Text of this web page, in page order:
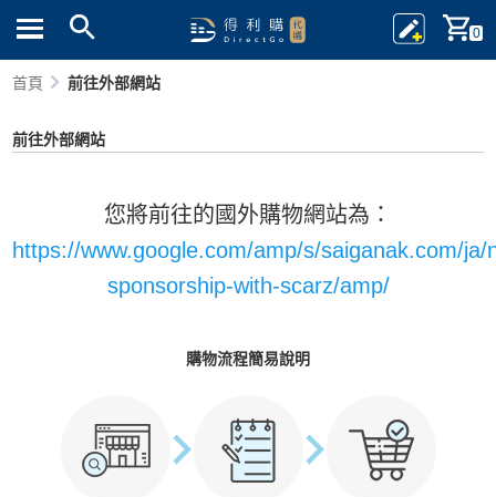
0
首頁 前往外部網站
前往外部網站
您將前往的國外購物網站為：
https://www.google.com/amp/s/saiganak.com/ja/
sponsorship-with-scarz/amp/
購物流程簡易說明